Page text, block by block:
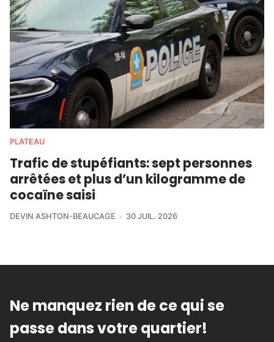
PLATEAU
Trafic de stupéfiants: sept personnes
arrêtées et plus d’un kilogramme de
cocaïne saisi
DEVIN ASHTON-BEAUCAGE 30 JUIL. 2026
Ne manquez rien de ce qui se
passe dans votre quartier!